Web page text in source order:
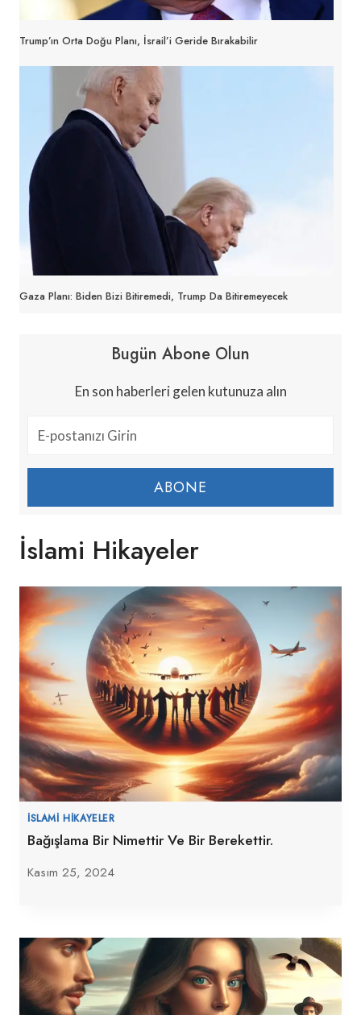
Trump’ın Orta Doğu Planı, İsrail’i Geride Bırakabilir
Gaza Planı: Biden Bizi Bitiremedi, Trump Da Bitiremeyecek
Bugün Abone Olun
En son haberleri gelen kutunuza alın
ABONE
İslami Hikayeler
İSLAMI HIKAYELER
Bağışlama Bir Nimettir Ve Bir Berekettir.
Kasım 25, 2024